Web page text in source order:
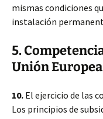
mismas condiciones
instalación
5.
Unión Europea
10. El ejercicio de las
Los principios de